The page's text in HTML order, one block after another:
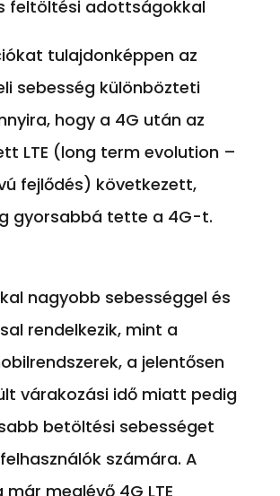
feltöltési adottságokkal
tulajdonképpen az
sebesség különbözteti
hogy a 4G után az
LTE (long term evolution –
fejlődés) következett,
gyorsabbá tette a 4G-t.
nagyobb sebességgel és
rendelkezik, mint a
a jelentősen
várakozási idő miatt pedig
betöltési sebességet
számára. A
már meglévő 4G LTE